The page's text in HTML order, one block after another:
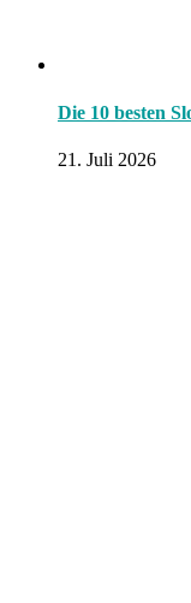
Die 10 besten
21. Juli 2026